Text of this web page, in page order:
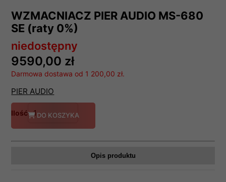
WZMACNIACZ PIER AUDIO MS-680
SE (raty 0%)
niedostępny
9590,00 zł
Darmowa dostawa od 1 200,00 zł.
PIER AUDIO
Ilość DO KOSZYKA
Opis produktu